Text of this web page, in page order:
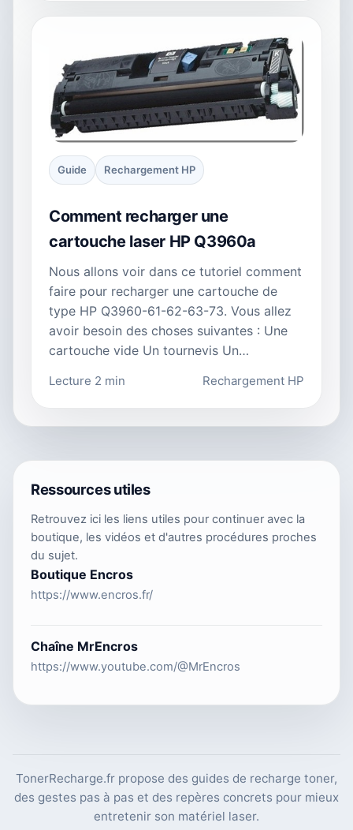
Guide Rechargement HP
Comment recharger une
cartouche laser HP Q3960a
Nous allons voir dans ce tutoriel comment
faire pour recharger une cartouche de
type HP Q3960-61-62-63-73. Vous allez
avoir besoin des choses suivantes : Une
cartouche vide Un tournevis Un…
Lecture 2 min Rechargement HP
Ressources utiles
Retrouvez ici les liens utiles pour continuer avec la
boutique, les vidéos et d'autres procédures proches
du sujet.
Boutique Encros
https://www.encros.fr/
Chaîne MrEncros
https://www.youtube.com/@MrEncros
TonerRecharge.fr propose des guides de recharge toner,
des gestes pas à pas et des repères concrets pour mieux
entretenir son matériel laser.